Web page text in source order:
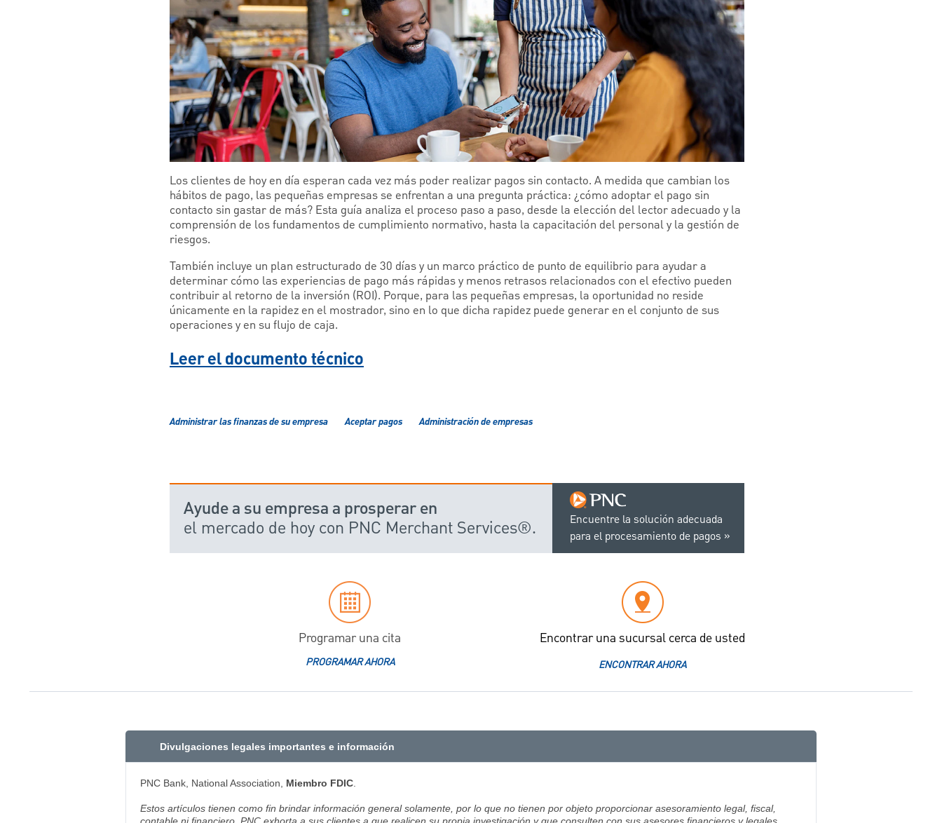
Los clientes de hoy en día esperan cada vez más poder realizar pagos sin contacto. A medida que cambian los
hábitos de pago, las pequeñas empresas se enfrentan a una pregunta práctica: ¿cómo adoptar el pago sin
contacto sin gastar de más? Esta guía analiza el proceso paso a paso, desde la elección del lector adecuado y la
comprensión de los fundamentos de cumplimiento normativo, hasta la capacitación del personal y la gestión de
riesgos.
También incluye un plan estructurado de 30 días y un marco práctico de punto de equilibrio para ayudar a
determinar cómo las experiencias de pago más rápidas y menos retrasos relacionados con el efectivo pueden
contribuir al retorno de la inversión (ROI). Porque, para las pequeñas empresas, la oportunidad no reside
únicamente en la rapidez en el mostrador, sino en lo que dicha rapidez puede generar en el conjunto de sus
operaciones y en su flujo de caja.
Leer el documento técnico
Administrar las finanzas de su empresa Aceptar pagos Administración de empresas
Encuentre la solución adecuada
para el procesamiento de pagos
Ayude a su empresa a prosperar en
el mercado de hoy con PNC Merchant Services®.
Programar una cita
PROGRAMAR AHORA
Encontrar una sucursal cerca de usted
ENCONTRAR AHORA
Divulgaciones legales importantes e información
PNC Bank, National Association, Miembro FDIC.
Estos artículos tienen como fin brindar información general solamente, por lo que no tienen por objeto proporcionar asesoramiento legal, fiscal,